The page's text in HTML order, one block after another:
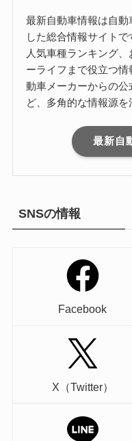
最新自動車情報は自
した総合情報サイトで
人気車種ランキング
ーライフまで役立つ
動車メーカーからの
ど、多角的な情報源を
最新自
SNSの情報
Facebook
X（Twitter）